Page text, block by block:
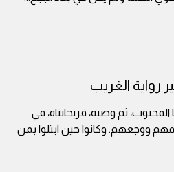
رواية الغريب
ثم وصيه، فريحانتاه، في
ووجعهم. وكانوا حين ابتلوا بمن